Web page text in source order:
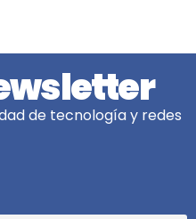
de tecnología y redes